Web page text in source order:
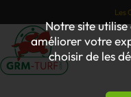
Notre site
améliorer votre
choisir de les
Les